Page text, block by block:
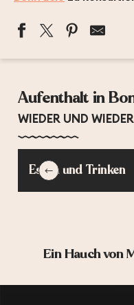
EXPOSITION DE
BIENNALE
LES JEUDIS
EXPOSITION NIMU
CONCERT AIRS
Aufenthalt in
WIEDER UND WIEDER
Essen und Trinken
Ein Hauch von